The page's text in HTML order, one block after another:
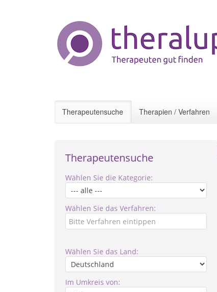
Therapeutensuche Therapien / Verfahren
Therapeutensuche
Wählen Sie die Kategorie:
Wählen Sie das Verfahren:
Wählen Sie das Land:
Im Umkreis von: